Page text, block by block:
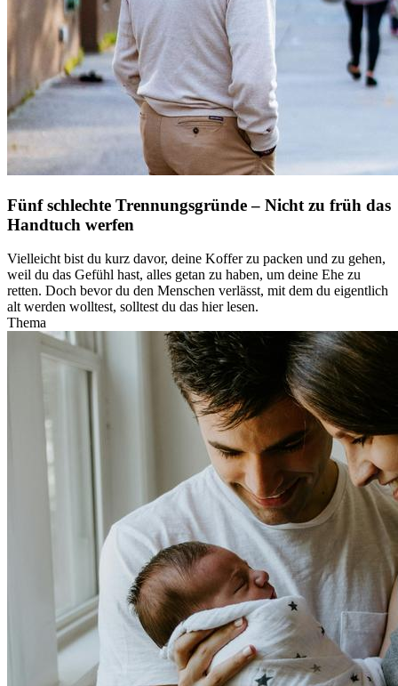
Fünf schlechte Trennungsgründe – Nicht zu früh das
Handtuch werfen
Vielleicht bist du kurz davor, deine Koffer zu packen und zu gehen,
weil du das Gefühl hast, alles getan zu haben, um deine Ehe zu
retten. Doch bevor du den Menschen verlässt, mit dem du eigentlich
alt werden wolltest, solltest du das hier lesen.
Thema